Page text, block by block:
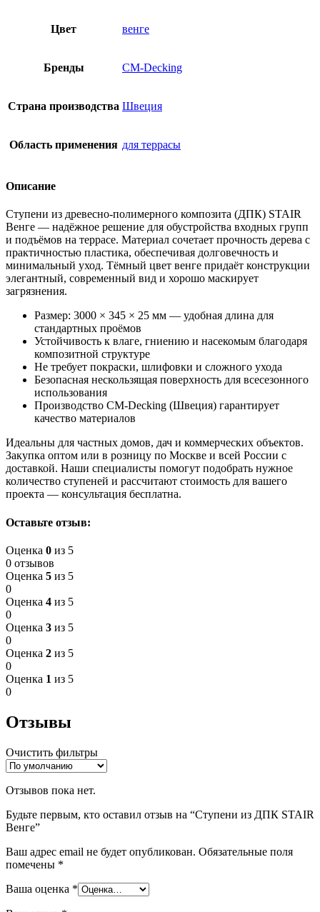
Цвет венге
Бренды CM-Decking
Страна производства Швеция
Область применения для террасы
Описание
Ступени из древесно-полимерного композита (ДПК) STAIR
Венге — надёжное решение для обустройства входных групп
и подъёмов на террасе. Материал сочетает прочность дерева с
практичностью пластика, обеспечивая долговечность и
минимальный уход. Тёмный цвет венге придаёт конструкции
элегантный, современный вид и хорошо маскирует
загрязнения.
Размер: 3000 × 345 × 25 мм — удобная длина для
стандартных проёмов
Устойчивость к влаге, гниению и насекомым благодаря
композитной структуре
Не требует покраски, шлифовки и сложного ухода
Безопасная нескользящая поверхность для всесезонного
использования
Производство CM-Decking (Швеция) гарантирует
качество материалов
Идеальны для частных домов, дач и коммерческих объектов.
Закупка оптом или в розницу по Москве и всей России с
доставкой. Наши специалисты помогут подобрать нужное
количество ступеней и рассчитают стоимость для вашего
проекта — консультация бесплатна.
Оставьте отзыв:
Оценка 0 из 5
0 отзывов
Оценка 5 из 5
0
Оценка 4 из 5
0
Оценка 3 из 5
0
Оценка 2 из 5
0
Оценка 1 из 5
0
Отзывы
Очистить фильтры
Отзывов пока нет.
Будьте первым, кто оставил отзыв на “Ступени из ДПК STAIR
Венге”
Ваш адрес email не будет опубликован. Обязательные поля
помечены *
Ваша оценка *